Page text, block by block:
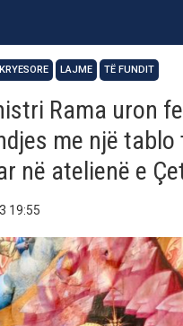
KRYESORE LAJME TË FUNDIT
Rama uron
me një tablo
në atelienë e
19:55